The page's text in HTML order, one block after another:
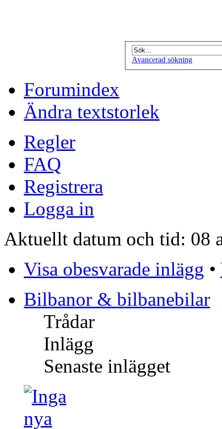
Avancerad sökning
Forumindex
Ändra textstorlek
Regler
FAQ
Registrera
Logga in
Aktuellt datum och tid: 08
Visa obesvarade inlägg •
Bilbanor & bilbanebilar
Trådar
Inlägg
Senaste inlägget